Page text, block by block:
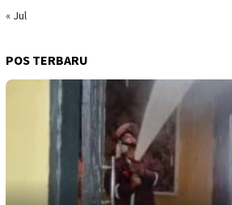
« Jul
POS TERBARU